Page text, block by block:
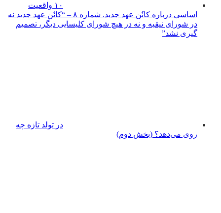
۱۰ واقعیت
اساسی درباره کانُن عهد جدید. شماره ۸ – “کانُن عهد جدید نه
در شورای نیقیه و نه در هیچ شورای کلیسایی دیگر، تصمیم
گیری نشد”
در تولد تازه چه
روی می‌دهد؟ (بخش دوم)